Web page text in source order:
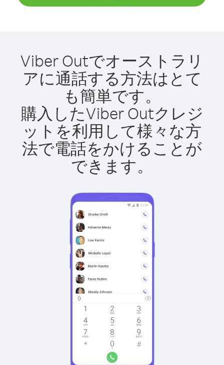
Viber Outでオーストラリ
アに通話する方法はとて
も簡単です。
購入したViber Outクレジ
ットを利用して様々な方
法で電話をかけることが
できます。